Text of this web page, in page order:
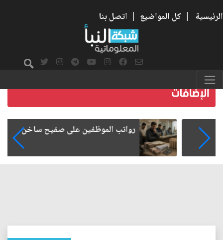
الرئيسية | كل المواضيع | اتصل بنا
رواتب الموظفين على صفيح ساخن